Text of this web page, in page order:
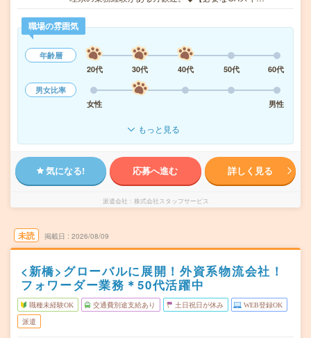
職場の雰囲気
年齢層
20代
30代 40代 50代
60代
男女比率
女性
男性
もっと見る
気になる! 応募へ進む 詳しく見る
派遣会社 株式会社スタッフサービス
未読 掲載日 2026/08/09
<新橋>グローバルに展開！外資系物流会社！
フォワーダー業務＊50代活躍中
職種未経験OK 交通費別途支給あり 土日祝日が休み WEB登録OK
派遣